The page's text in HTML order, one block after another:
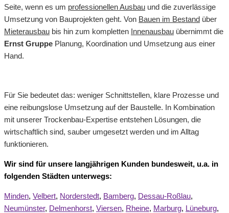
Seite, wenn es um professionellen Ausbau und die zuverlässige
Umsetzung von Bauprojekten geht. Von Bauen im Bestand über
Mieterausbau bis hin zum kompletten Innenausbau übernimmt die
Ernst Gruppe Planung, Koordination und Umsetzung aus einer
Hand.
Für Sie bedeutet das: weniger Schnittstellen, klare Prozesse und
eine reibungslose Umsetzung auf der Baustelle. In Kombination
mit unserer Trockenbau-Expertise entstehen Lösungen, die
wirtschaftlich sind, sauber umgesetzt werden und im Alltag
funktionieren.
Wir sind für unsere langjährigen Kunden bundesweit, u.a. in
folgenden Städten unterwegs:
Minden, Velbert, Norderstedt, Bamberg, Dessau-Roßlau,
Neumünster, Delmenhorst, Viersen, Rheine, Marburg, Lüneburg,